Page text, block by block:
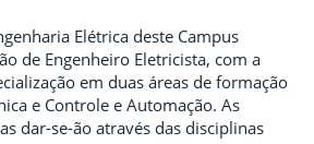
Elétrica deste Campus
de Engenheiro Eletricista, com a
em duas áreas de formação
e Controle e Automação. As
dar-se-ão através das disciplinas